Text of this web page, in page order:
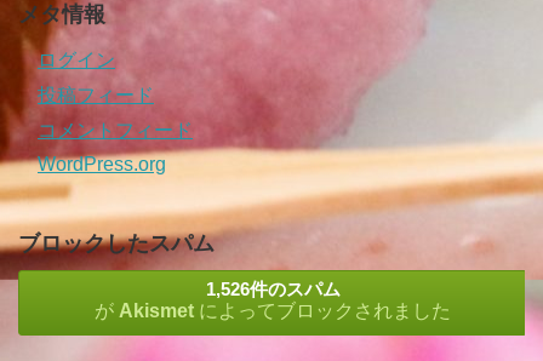
メタ情報
ログイン
投稿フィード
コメントフィード
WordPress.org
ブロックしたスパム
1,526件のスパム
が Akismet によってブロックされました